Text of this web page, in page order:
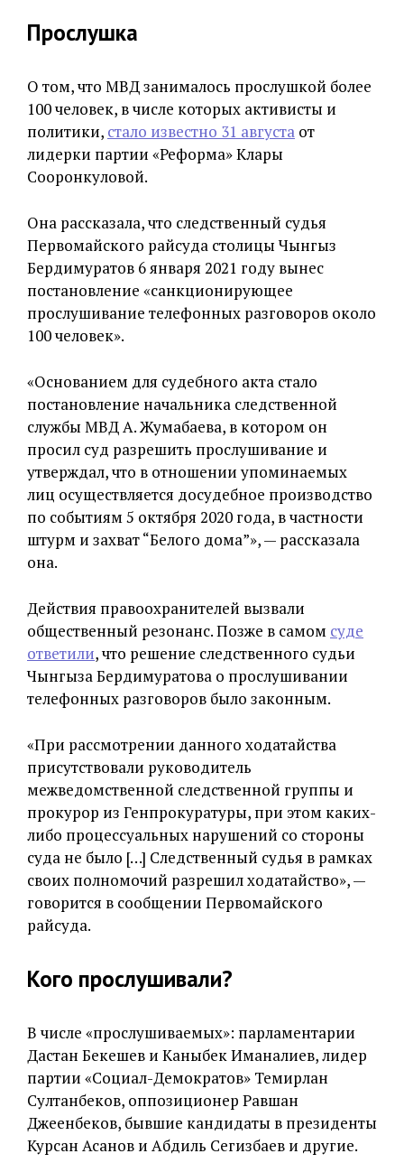
Прослушка
О том, что МВД занималось прослушкой более
100 человек, в числе которых активисты и
политики, стало известно 31 августа от
лидерки партии «Реформа» Клары
Сооронкуловой.
Она рассказала, что следственный судья
Первомайского райсуда столицы Чынгыз
Бердимуратов 6 января 2021 году вынес
постановление «санкционирующее
прослушивание телефонных разговоров около
100 человек».
«Основанием для судебного акта стало
постановление начальника следственной
службы МВД А. Жумабаева, в котором он
просил суд разрешить прослушивание и
утверждал, что в отношении упоминаемых
лиц осуществляется досудебное производство
по событиям 5 октября 2020 года, в частности
штурм и захват “Белого дома”», — рассказала
она.
Действия правоохранителей вызвали
общественный резонанс. Позже в самом суде
ответили, что решение следственного судьи
Чынгыза Бердимуратова о прослушивании
телефонных разговоров было законным.
«При рассмотрении данного ходатайства
присутствовали руководитель
межведомственной следственной группы и
прокурор из Генпрокуратуры, при этом каких-
либо процессуальных нарушений со стороны
суда не было […] Следственный судья в рамках
своих полномочий разрешил ходатайство», —
говорится в сообщении Первомайского
райсуда.
Кого прослушивали?
В числе «прослушиваемых»: парламентарии
Дастан Бекешев и Каныбек Иманалиев, лидер
партии «Социал-Демократов» Темирлан
Султанбеков, оппозиционер Равшан
Джеенбеков, бывшие кандидаты в президенты
Курсан Асанов и Абдиль Сегизбаев и другие.